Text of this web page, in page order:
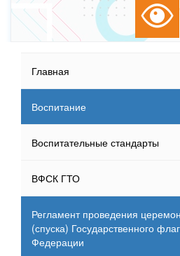
Главная
Воспитание
Воспитательные стандарты
ВФСК ГТО
Регламент проведения
(спуска) Государственного
Федерации